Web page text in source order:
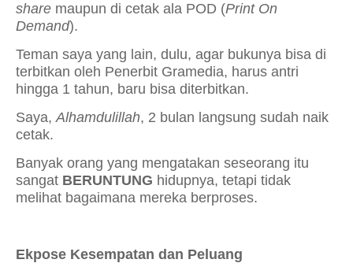
share maupun di cetak ala POD (Print On
Demand).
Teman saya yang lain, dulu, agar bukunya bisa di
terbitkan oleh Penerbit Gramedia, harus antri
hingga 1 tahun, baru bisa diterbitkan.
Saya,Alhamdulillah, 2 bulan langsung sudah naik
cetak.
Banyak orang yang mengatakan seseorang itu
sangat BERUNTUNG hidupnya, tetapi tidak
melihat bagaimana mereka berproses.
Ekpose Kesempatan dan Peluang